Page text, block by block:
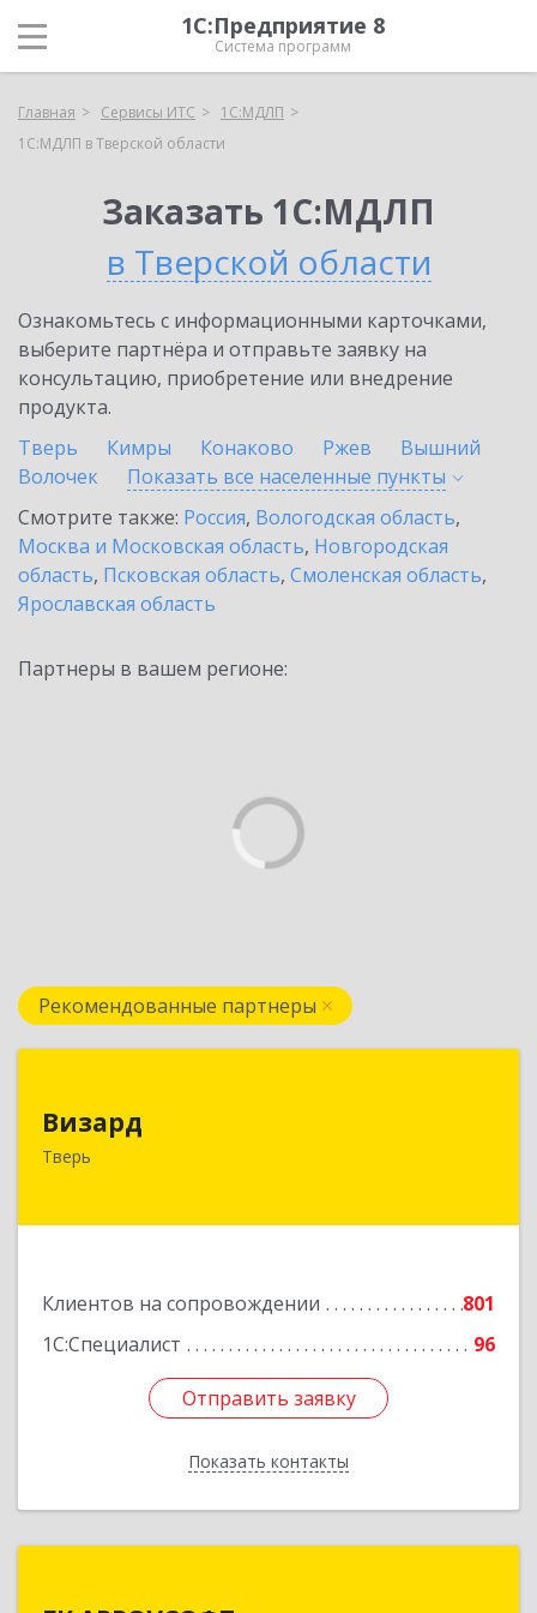
1С:Предприятие 8
Система программ
Главная Сервисы ИТС
1С:МДЛП
1С:МДЛП в Тверской области
Заказать 1С:МДЛП
в Тверской области
Ознакомьтесь с информационными карточками,
выберите партнёра и отправьте заявку на
консультацию, приобретение или внедрение
продукта.
Тверь
Кимры Конаково Ржев
Вышний
Волочек
Показать все населенные пункты
Смотрите также: Россия, Вологодская область,
Москва и Московская область, Новгородская
область, Псковская область, Смоленская область,
Ярославская область
Партнеры в вашем регионе:
Рекомендованные партнеры
Визард
Тверь
Клиентов на сопровождении
801
1С:Специалист
96
Отправить заявку
Показать контакты
170006, Тверская обл, Тверь г, Учительская ул,
Подробнее
Отправить заявку
Назад